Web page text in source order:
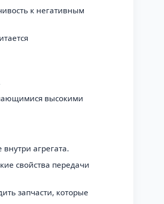
к негативным
высокими
агрегата.
свойства передачи
запчасти, которые